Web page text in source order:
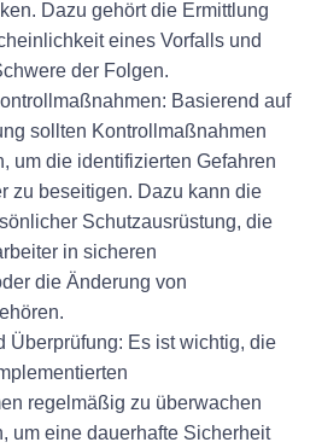
Dazu gehört die Ermittlung
eines Vorfalls und
der Folgen.
Basierend auf
sollten Kontrollmaßnahmen
um die identifizierten Gefahren
zu beseitigen. Dazu kann die
Schutzausrüstung, die
in sicheren
die Änderung von
Überprüfung: Es ist wichtig, die
regelmäßig zu überwachen
um eine dauerhafte Sicherheit